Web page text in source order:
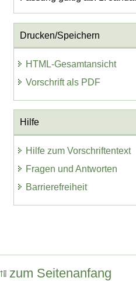
Drucken/Speichern
HTML-Gesamtansicht
Vorschrift als PDF
Hilfe
Hilfe zum Vorschriftentext
Fragen und Antworten
Barrierefreiheit
zum Seitenanfang